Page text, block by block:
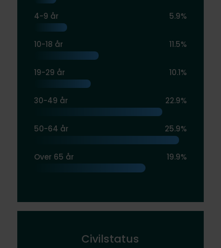
4-9 år 5.9%
10-18 år 11.5%
19-29 år 10.1%
30-49 år 22.9%
50-64 år 25.9%
Over 65 år 19.9%
Civilstatus